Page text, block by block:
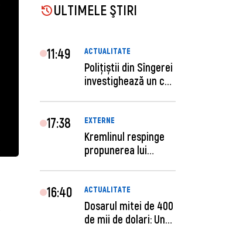
ULTIMELE ŞTIRI
11:49 ACTUALITATE
Polițiștii din Sîngerei
investighează un caz
17:38 EXTERNE
Kremlinul respinge
propunerea lui
16:40 ACTUALITATE
Dosarul mitei de 400
de mii de dolari: Un